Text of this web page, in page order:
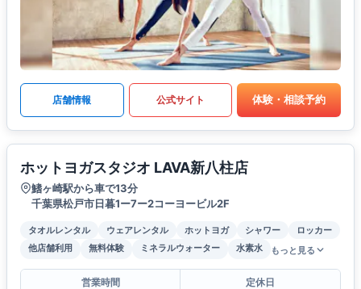
店舗情報 公式サイト 体験・相談予約
ホットヨガスタジオ LAVA新八柱店
鰭ヶ崎駅から車で13分
千葉県松戸市日暮1ー7ー2コーヨービル2F
タオルレンタル ウェアレンタル ホットヨガ シャワー
ロッカー
他店舗利用
無料体験 ミネラルウォーター 水素水 もっと見る
営業時間
定休日